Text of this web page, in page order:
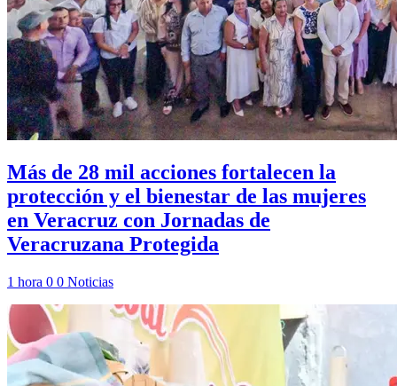
Más de 28 mil acciones fortalecen la
protección y el bienestar de las mujeres
en Veracruz con Jornadas de
Veracruzana Protegida
1 hora 0 0 Noticias